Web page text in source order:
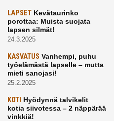
LAPSET Kevätaurinko
porottaa: Muista suojata
lapsen silmät!
24.3.2025
KASVATUS Vanhempi, puhu
työelämästä lapselle – mutta
mieti sanojasi!
25.2.2025
KOTI Hyödynnä talvikelit
kotia siivotessa – 2 näppärää
vinkkiä!